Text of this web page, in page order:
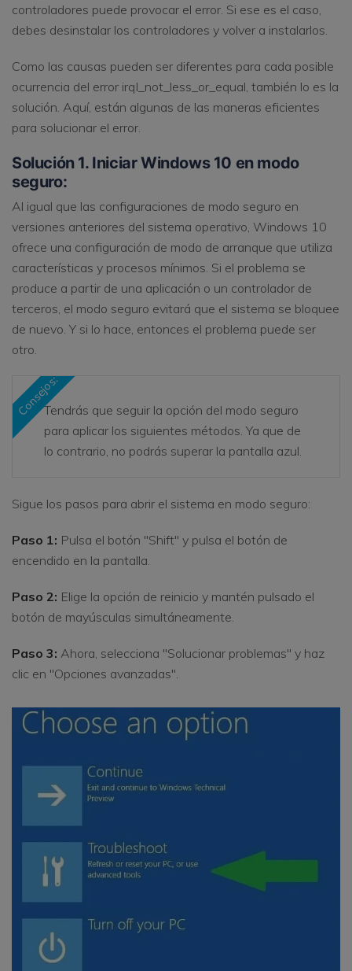
controladores puede provocar el error. Si ese es el caso,
debes desinstalar los controladores y volver a instalarlos.
Como las causas pueden ser diferentes para cada posible
ocurrencia del error irql_not_less_or_equal, también lo es la
solución. Aquí, están algunas de las maneras eficientes
para solucionar el error.
Solución 1. Iniciar Windows 10 en modo
seguro:
Al igual que las configuraciones de modo seguro en
versiones anteriores del sistema operativo, Windows 10
ofrece una configuración de modo de arranque que utiliza
características y procesos mínimos. Si el problema se
produce a partir de una aplicación o un controlador de
terceros, el modo seguro evitará que el sistema se bloquee
de nuevo. Y si lo hace, entonces el problema puede ser
otro.
Consejos:Tendrás que seguir la opción del modo seguro
para aplicar los siguientes métodos. Ya que de
lo contrario, no podrás superar la pantalla azul.
Sigue los pasos para abrir el sistema en modo seguro:
Paso 1: Pulsa el botón "Shift" y pulsa el botón de
encendido en la pantalla.
Paso 2: Elige la opción de reinicio y mantén pulsado el
botón de mayúsculas simultáneamente.
Paso 3: Ahora, selecciona "Solucionar problemas" y haz
clic en "Opciones avanzadas".